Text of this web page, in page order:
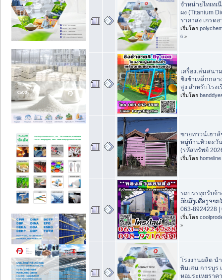
จำหน่ายไทเทเ
ผง (Titanium
ราคาส่ง เกรดอ
เริ่มโดย
6 »
เครื่องเล่นสนา
ชิงช้าเหล็กกล
สูง สำหรับโรง
เริ่มโดย
ขายทาวน์เฮาส์
หมู่บ้านทิวตะวั
(รหัสทรัพย์
เริ่มโดย homeline
รถบรรทุกรับจ้
ຮັບສົ່ງເຄື່ອງຈາກ
063-8924228 |
เริ่มโดย
»
โรงงานผลิต น
พิมเสน การบูร
หอมระเหยราค